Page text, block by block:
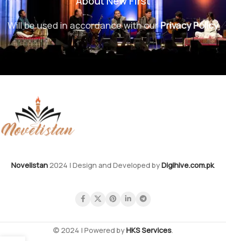
Will be used in accordance with ourPrivacy Policy
Novelistan 2024 | Design and Developed byDigihive.com.pk.
© 2024 | Powered byHKS Services.